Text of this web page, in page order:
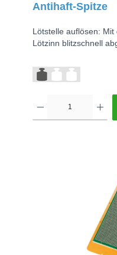
Antihaft-Spitze
Lötstelle auflösen:
Lötzinn blitzschnell